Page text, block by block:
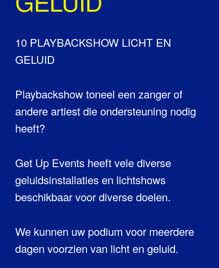
10 PLAYBACKSHOW LICHT EN
GELUID
Playbackshow toneel een zanger of
andere artiest die ondersteuning nodig
heeft?
Get Up Events heeft vele diverse
geluidsinstallaties en lichtshows
beschikbaar voor diverse doelen.
We kunnen uw podium voor meerdere
dagen voorzien van licht en geluid.